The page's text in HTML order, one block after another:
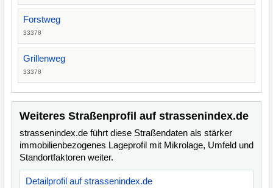
Forstweg
33378
Grillenweg
33378
Weiteres Straßenprofil auf strassenindex.de
strassenindex.de führt diese Straßendaten als stärker
immobilienbezogenes Lageprofil mit Mikrolage, Umfeld und
Standortfaktoren weiter.
Detailprofil auf strassenindex.de